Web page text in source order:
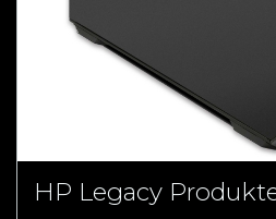
HP Legacy